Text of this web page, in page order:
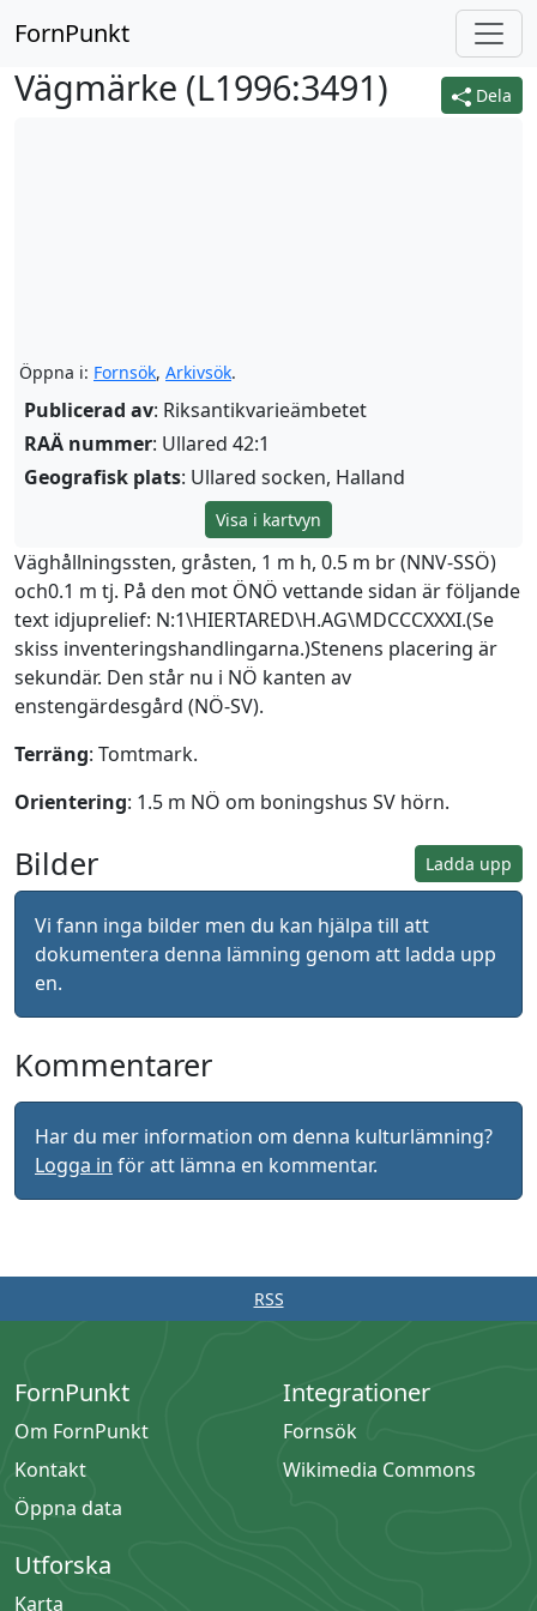
FornPunkt
Dela
Vägmärke (L1996:3491)
Öppna i: Fornsök, Arkivsök.
Publicerad av: Riksantikvarieämbetet
RAÄ nummer: Ullared 42:1
Geografisk plats: Ullared socken, Halland
Visa i kartvyn
Väghållningssten, gråsten, 1 m h, 0.5 m br (NNV-SSÖ)
och0.1 m tj. På den mot ÖNÖ vettande sidan är följande
text idjuprelief: N:1\HIERTARED\H.AG\MDCCCXXXI.(Se
skiss inventeringshandlingarna.)Stenens placering är
sekundär. Den står nu i NÖ kanten av
enstengärdesgård (NÖ-SV).
Terräng: Tomtmark.
Orientering: 1.5 m NÖ om boningshus SV hörn.
Ladda upp
Bilder
Vi fann inga bilder men du kan hjälpa till att
dokumentera denna lämning genom att ladda upp
en.
Kommentarer
Har du mer information om denna kulturlämning?
Logga in för att lämna en kommentar.
RSS
FornPunkt
Om FornPunkt
Kontakt
Öppna data
Integrationer
Fornsök
Wikimedia Commons
Utforska
Karta